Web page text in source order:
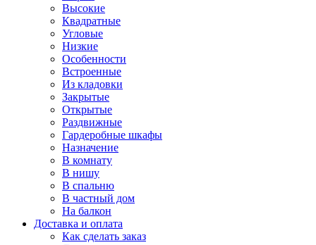
Высокие
Квадратные
Угловые
Низкие
Особенности
Встроенные
Из кладовки
Закрытые
Открытые
Раздвижные
Гардеробные шкафы
Назначение
В комнату
В нишу
В спальню
В частный дом
На балкон
Доставка и оплата
Как сделать заказ